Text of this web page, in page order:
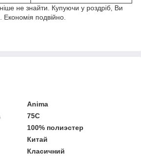
не знайти. Купуючи у роздріб, Ви
Економія подвійно.
Anima
75C
100% полиэстер
Китай
Класичний